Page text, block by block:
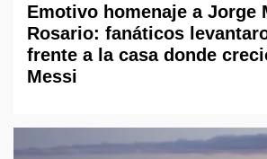
Emotivo homenaje a Jorge
Rosario: fanáticos
frente a la casa donde
Messi